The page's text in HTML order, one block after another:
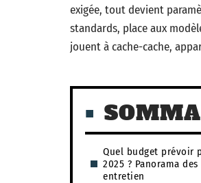
exigée, tout devient
standards, place aux
jouent à cache-cache,
Quel budget prévoir
2025 ? Panorama
entretien